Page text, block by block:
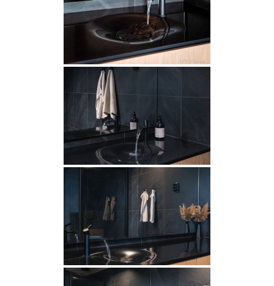
Galleria
Asiakaskokemuksia
ARKKIkauppa
€0,00
PALVELUT
Suunnittelijoille
Projektimyynti
MEISTÄ
Yhteystiedot
Tiimi
Tarina
Rekry